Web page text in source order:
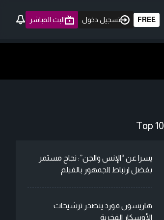
FREE تسجيل دخول البث المباشر
Top 10
يسرا عن “الإنس والجن”: نجاح مستمر
بفضل ارتباط الجمهور بالفيلم
هاريسون فورد يتصدر ترشيحات
الأوسكار الفخرية